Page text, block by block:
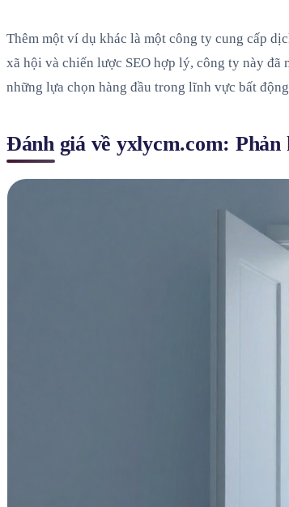
Thêm một ví dụ khác là một công ty cung cấp
xã hội và chiến lược SEO hợp lý, công ty này
những lựa chọn hàng đầu trong lĩnh vực bất
Đánh giá về yxlycm.com: